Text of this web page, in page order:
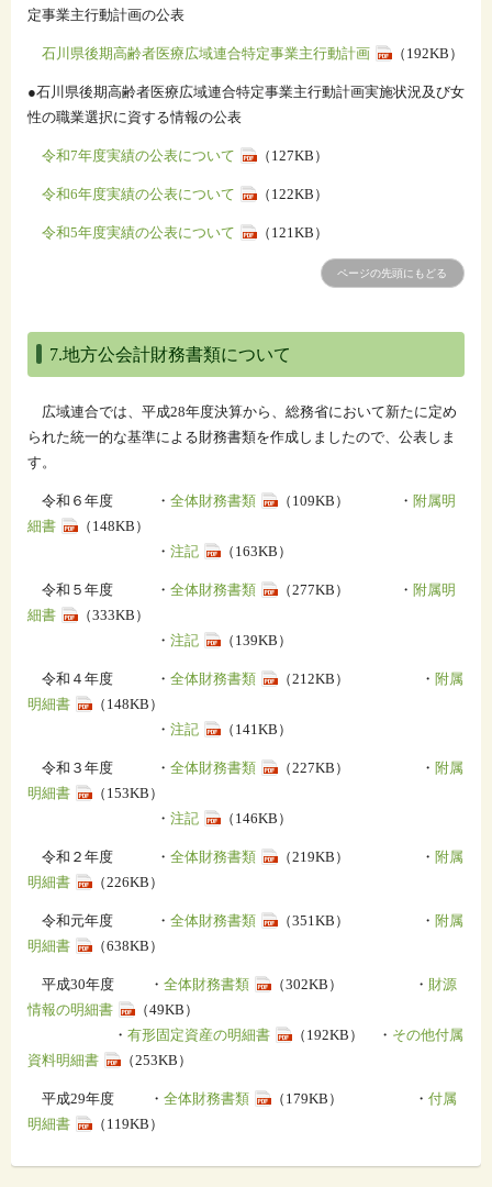
定事業主行動計画の公表
石川県後期高齢者医療広域連合特定事業主行動計画 （192KB）
●石川県後期高齢者医療広域連合特定事業主行動計画実施状況及び女
性の職業選択に資する情報の公表
令和7年度実績の公表について （127KB）
令和6年度実績の公表について （122KB）
令和5年度実績の公表について （121KB）
ページの先頭にもどる
7.地方公会計財務書類について
広域連合では、平成28年度決算から、総務省において新たに定め
られた統一的な基準による財務書類を作成しましたので、公表しま
す。
令和６年度 ・ 全体財務書類 （109KB） ・ 附属明
細書
（148KB）
・ 注記 （163KB）
令和５年度 ・ 全体財務書類 （277KB） ・ 附属明
細書
（333KB）
・ 注記 （139KB）
令和４年度 ・ 全体財務書類 （212KB） ・ 附属
明細書
（148KB）
・ 注記 （141KB）
令和３年度 ・ 全体財務書類 （227KB） ・ 附属
明細書
（153KB）
・ 注記 （146KB）
令和２年度 ・ 全体財務書類 （219KB） ・ 附属
明細書
（226KB）
令和元年度 ・ 全体財務書類 （351KB） ・ 附属
明細書
（638KB）
平成30年度 ・ 全体財務書類 （302KB） ・ 財源
情報の明細書
（49KB）
・ 有形固定資産の明細書 （192KB） ・ その他付属
資料明細書
（253KB）
平成29年度 ・ 全体財務書類 （179KB） ・ 付属
明細書
（119KB）